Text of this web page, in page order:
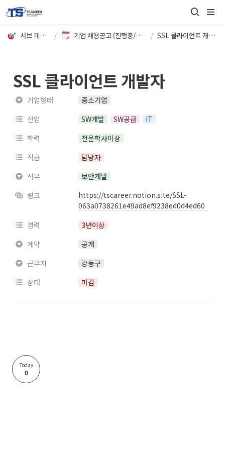
서브 페이지 / 기업 채용공고 (진행중/마감) / SSL 클라이언트 개발자
SSL 클라이언트 개발자
기업형태
중소기업
산업
SW개발 SW공급
IT
학력
전문학사이상
직급
담당자
직무
보안개발
링크
https://tscareer.notion.site/SSL-
063a0738261e49ad8ef9238ed0d4ed60
경력
3년이상
계약
공개
근무지
강동구
상태
마감
Today
0